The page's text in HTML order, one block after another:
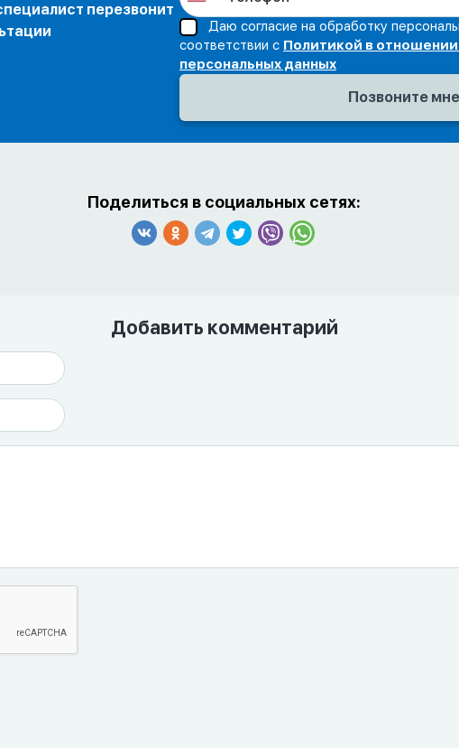
перезвонит
Даю согласие на обработку
соответствии с Политикой в
персональных данных
Поделиться в социальных сетях:
Добавить комментарий